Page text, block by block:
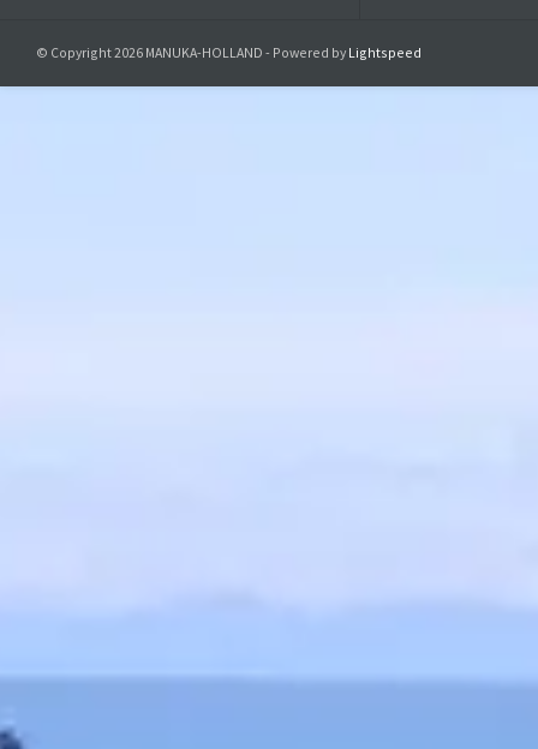
© Copyright 2026 MANUKA-HOLLAND - Powered by Lightspeed